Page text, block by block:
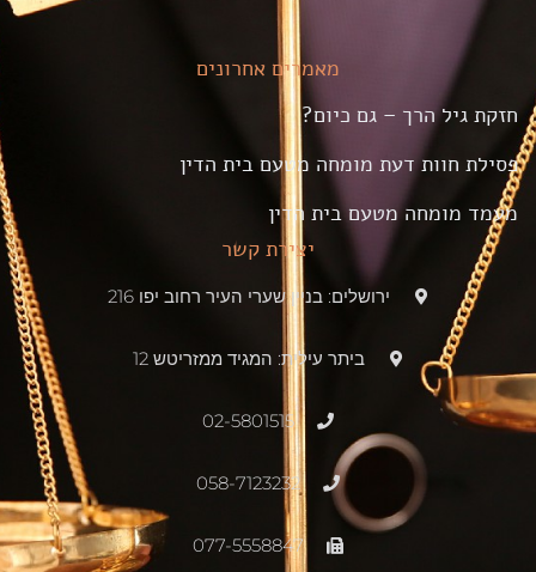
מאמרים אחרונים
חזקת גיל הרך – גם כיום?
פסילת חוות דעת מומחה מטעם בית הדין
מעמד מומחה מטעם בית הדין
יצירת קשר
ירושלים: בניין שערי העיר רחוב יפו 216
ביתר עילית: המגיד ממזריטש 12
02-5801515
058-7123232
077-5558847